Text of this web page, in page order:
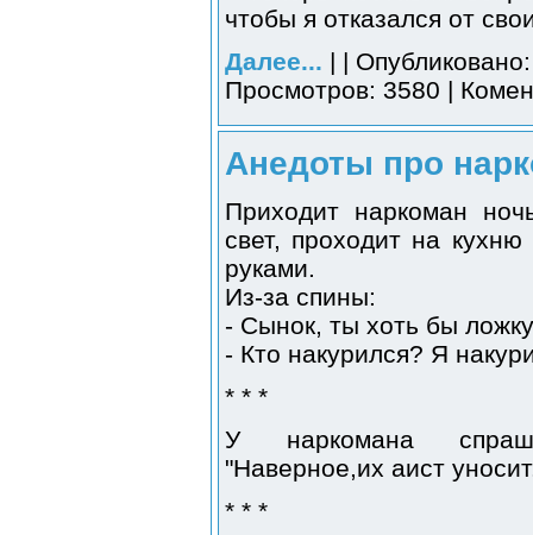
чтобы я отказался от
Далее... | |
Просмотров: 3580 |
Анедоты про
Приходит наркоман
свет, проходит на
руками.
Из-за спины:
- Сынок, ты хоть бы
- Кто накурился? Я
* * *
У наркомана
"Наверное,их аист
* * *